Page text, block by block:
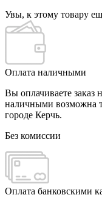
Увы, к этому товару
Оплата наличными
Вы оплачиваете
наличными возможна
городе Керчь.
Без комиссии
Оплата банковскими